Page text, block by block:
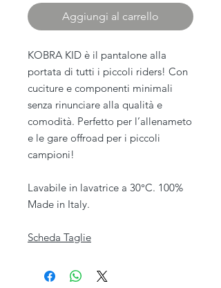
Aggiungi al carrello
KOBRA KID è il pantalone alla
portata di tutti i piccoli riders! Con
cuciture e componenti minimali
senza rinunciare alla qualità e
comodità. Perfetto per l’allenameto
e le gare offroad per i piccoli
campioni!
Lavabile in lavatrice a 30°C. 100%
Made in Italy.
Scheda Taglie